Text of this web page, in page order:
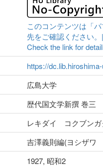
このコンテンツは「
先をご確認ください
Check the link for
https://
広島大学
歴代国文学新撰 巻三
レキダイ コクブン
吉澤義則編(ヨシザワ
1927, 昭和2